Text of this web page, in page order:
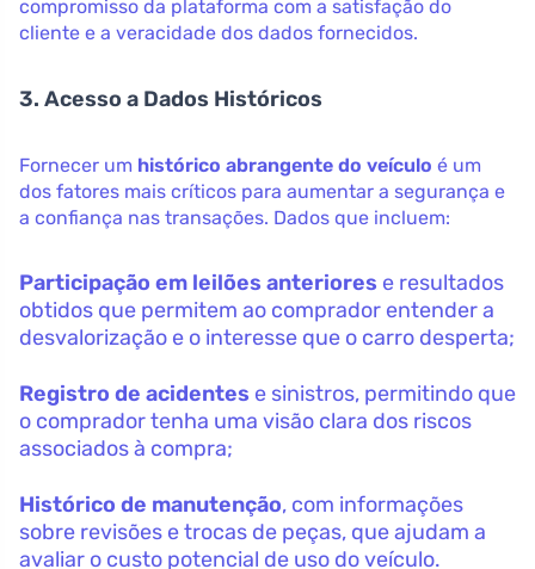
compromisso da plataforma com a satisfação do
cliente e a veracidade dos dados fornecidos.
3. Acesso a Dados Históricos
Fornecer um histórico abrangente do veículo é um
dos fatores mais críticos para aumentar a segurança e
a confiança nas transações. Dados que incluem:
Participação em leilões anteriores e resultados
obtidos que permitem ao comprador entender a
desvalorização e o interesse que o carro desperta;
Registro de acidentes e sinistros, permitindo que
o comprador tenha uma visão clara dos riscos
associados à compra;
Histórico de manutenção, com informações
sobre revisões e trocas de peças, que ajudam a
avaliar o custo potencial de uso do veículo.